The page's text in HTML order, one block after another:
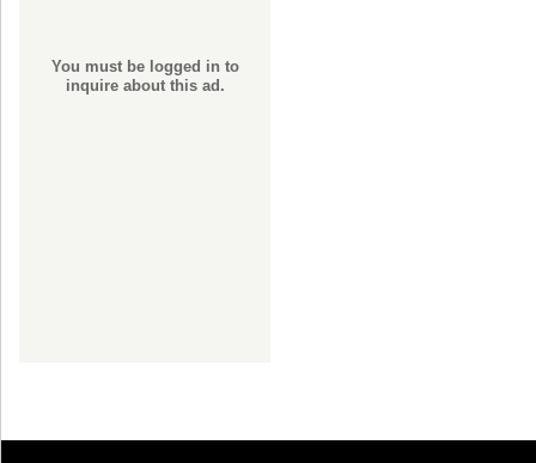
You must be logged in to
inquire about this ad.